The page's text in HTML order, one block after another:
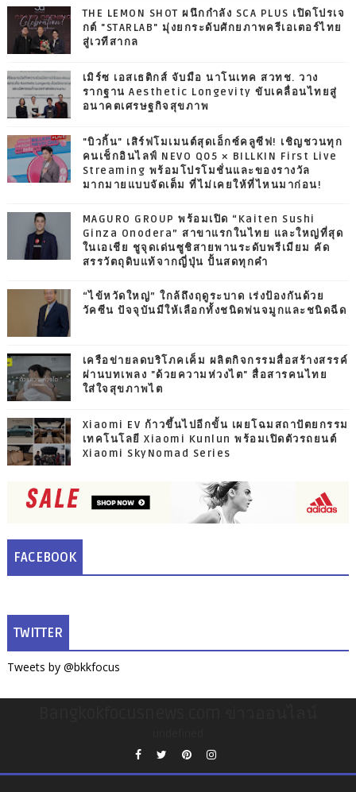
THE LEMON SHOT ผนึกกำลัง SCA PLUS เปิดโปรเจ
กต์ "STARLAB" มุ่งยกระดับศักยภาพครีเอเตอร์ไทย
สู่เวทีสากล
เมิร์ซ เอสเธติกส์ จับมือ นาโนเทค สวทช. วาง
รากฐาน Aesthetic Longevity ขับเคลื่อนไทยสู่
อนาคตเศรษฐกิจสุขภาพ
"บิวกิ้น" เสิร์ฟโมเมนต์สุดเอ็กซ์คลูซีฟ! เชิญชวนทุก
คนเช็กอินไลฟ์ NEVO Q05 × BILLKIN First Live
Streaming พร้อมโปรโมชั่นและของรางวัล
มากมายแบบจัดเต็ม ที่ไม่เคยให้ที่ไหนมาก่อน!
MAGURO GROUP พร้อมเปิด “Kaiten Sushi
Ginza Onodera” สาขาแรกในไทย และใหญ่ที่สุด
ในเอเชีย ชูจุดเด่นซูชิสายพานระดับพรีเมียม คัด
สรรวัตถุดิบแท้จากญี่ปุ่น ปั้นสดทุกคำ
“ไข้หวัดใหญ่” ใกล้ถึงฤดูระบาด เร่งป้องกันด้วย
วัคซีน ปัจจุบันมีให้เลือกทั้งชนิดพ่นจมูกและชนิดฉีด
เครือข่ายลดบริโภคเค็ม ผลิตกิจกรรมสื่อสร้างสรรค์
ผ่านบทเพลง "ด้วยความห่วงไต" สื่อสารคนไทย
ใส่ใจสุขภาพไต
Xiaomi EV ก้าวขึ้นไปอีกขั้น เผยโฉมสถาปัตยกรรม
เทคโนโลยี Xiaomi Kunlun พร้อมเปิดตัวรถยนต์
Xiaomi SkyNomad Series
FACEBOOK
TWITTER
Tweets by @bkkfocus